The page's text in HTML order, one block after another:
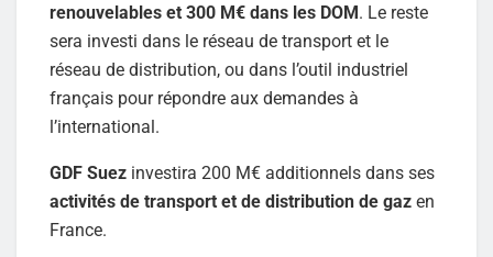
renouvelables et 300 M€ dans les DOM. Le reste
sera investi dans le réseau de transport et le
réseau de distribution, ou dans l’outil industriel
français pour répondre aux demandes à
l’international.
GDF Suez investira 200 M€ additionnels dans ses
activités de transport et de distribution de gaz en
France.